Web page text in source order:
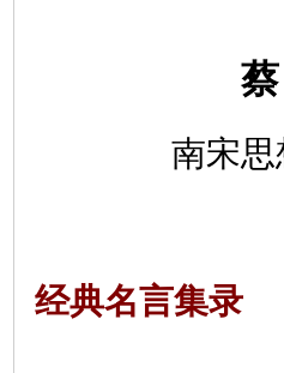
南宋思
经典名言集录